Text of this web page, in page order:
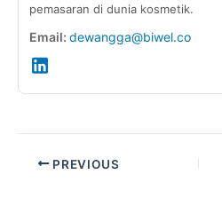
pemasaran di dunia kosmetik.
Email: dewangga@biwel.co
PREVIOUS